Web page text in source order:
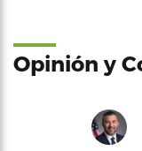
Opinión y